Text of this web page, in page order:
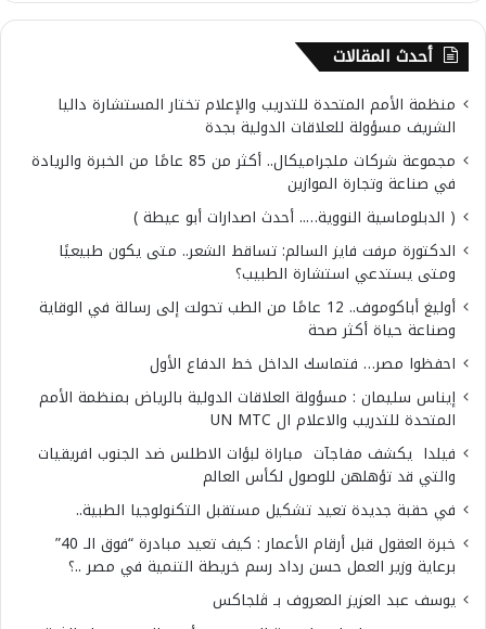
أحدث المقالات
منظمة الأمم المتحدة للتدريب والإعلام تختار المستشارة داليا
الشريف مسؤولة للعلاقات الدولية بجدة
مجموعة شركات ملجراميكال.. أكثر من 85 عامًا من الخبرة والريادة
في صناعة وتجارة الموازين
( الدبلوماسية النووية….. أحدث اصدارات أبو عيطة )
الدكتورة مرفت فايز السالم: تساقط الشعر.. متى يكون طبيعيًا
ومتى يستدعي استشارة الطبيب؟
أوليغ أباكوموف.. 12 عامًا من الطب تحولت إلى رسالة في الوقاية
وصناعة حياة أكثر صحة
احفظوا مصر… فتماسك الداخل خط الدفاع الأول
إيناس سليمان : مسؤولة العلاقات الدولية بالرياض بمنظمة الأمم
المتحدة للتدريب والاعلام ال UN MTC
فيلدا يكشف مفاجآت مباراة لبؤات الاطلس ضد الجنوب افريقيات
والتي قد تؤهلهن للوصول لكأس العالم
في حقبة جديدة تعيد تشكيل مستقبل التكنولوجيا الطبية..
خبرة العقول قبل أرقام الأعمار : كيف تعيد مبادرة “فوق الـ 40”
برعاية وزير العمل حسن رداد رسم خريطة التنمية في مصر ..؟
يوسف عبد العزيز المعروف بـ ڤلجاكس